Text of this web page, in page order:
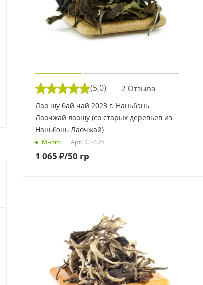
(5,0) 2 Отзыва
Лао шу бай чай 2023 г. Наньбэнь
Лаочжай лаошу (со старых деревьев из
Наньбэнь Лаочжай)
Много Арт.: CL-125
1 065 ₽/50 гр